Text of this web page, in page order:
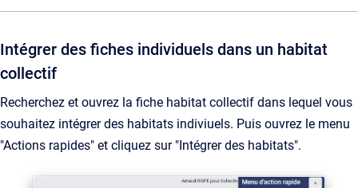
Intégrer des fiches individuels dans un habitat
collectif
Recherchez et ouvrez la fiche habitat collectif dans lequel vous
souhaitez intégrer des habitats indiviuels. Puis ouvrez le menu
"Actions rapides" et cliquez sur "Intégrer des habitats".